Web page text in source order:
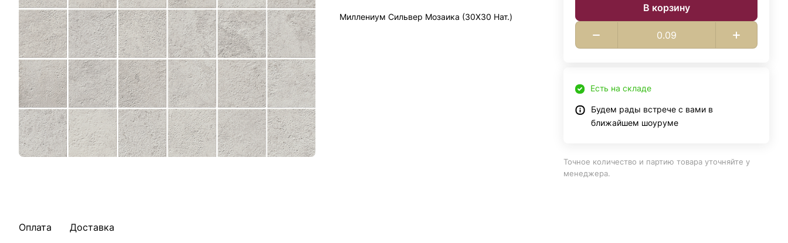
Миллениум Сильвер Мозаика (30X30 Нат.)
В корзину
Есть на складе
Будем рады встрече с вами в
ближайшем шоуруме
Точное количество и партию товара уточняйте у
менеджера.
Оплата Доставка